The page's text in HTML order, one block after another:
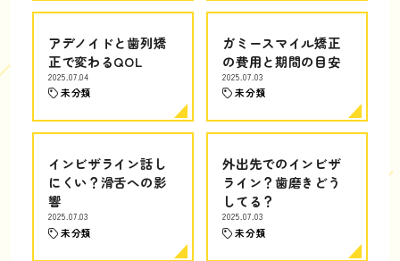
アデノイドと歯列矯
正で変わるQOL
2025.07.04
未分類
ガミースマイル矯正
の費用と期間の目安
2025.07.03
未分類
インビザライン話し
にくい？滑舌への影
響
2025.07.03
未分類
外出先でのインビザ
ライン？歯磨きどう
してる？
2025.07.03
未分類